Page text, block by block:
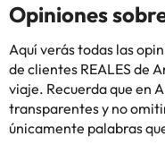
Opiniones
Aquí verás todas las
de clientes REALES de
viaje. Recuerda que en
transparentes y no
únicamente palabras